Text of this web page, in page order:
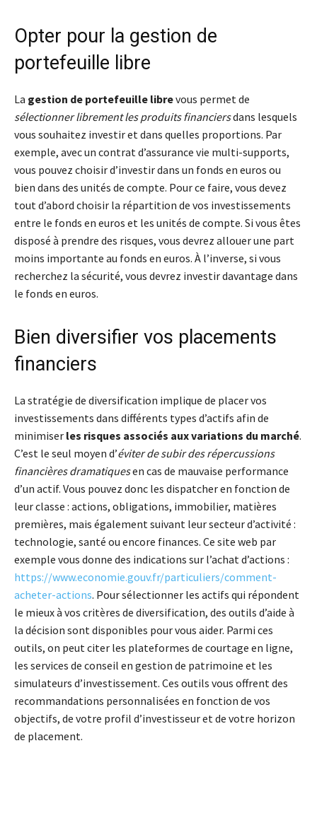
Opter pour la gestion de
portefeuille libre
La gestion de portefeuille librevous permet de
sélectionner librement les produits financiersdans lesquels
vous souhaitez investir et dans quelles proportions. Par
exemple, avec un contrat d’assurance vie multi-supports,
vous pouvez choisir d’investir dans un fonds en euros ou
bien dans des unités de compte. Pour ce faire, vous devez
tout d’abord choisir la répartition de vos investissements
entre le fonds en euros et les unités de compte. Si vous êtes
disposé à prendre des risques, vous devrez allouer une part
moins importante au fonds en euros. À l’inverse, si vous
recherchez la sécurité, vous devrez investir davantage dans
le fonds en euros.
Bien diversifier vos placements
financiers
La stratégie de diversification implique de placer vos
investissements dans différents types d’actifs afin de
minimiser les risques associés aux variations du marché.
C’est le seul moyen d’éviter de subir des répercussions
financières dramatiquesen cas de mauvaise performance
d’un actif. Vous pouvez donc les dispatcher en fonction de
leur classe : actions, obligations, immobilier, matières
premières, mais également suivant leur secteur d’activité :
technologie, santé ou encore finances. Ce site web par
exemple vous donne des indications sur l’achat d’actions :
https://www.economie.gouv.fr/particuliers/comment-
acheter-actions. Pour sélectionner les actifs qui répondent
le mieux à vos critères de diversification, des outils d’aide à
la décision sont disponibles pour vous aider. Parmi ces
outils, on peut citer les plateformes de courtage en ligne,
les services de conseil en gestion de patrimoine et les
simulateurs d’investissement. Ces outils vous offrent des
recommandations personnalisées en fonction de vos
objectifs, de votre profil d’investisseur et de votre horizon
de placement.